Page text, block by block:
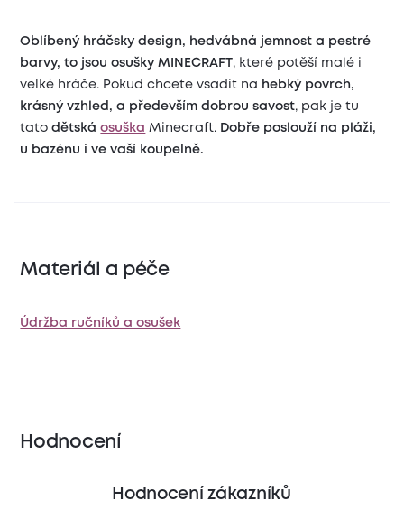
Oblíbený hráčsky design, hedvábná jemnost a pestré
barvy, to jsou osušky MINECRAFT , které potěší malé i
velké hráče. Pokud chcete vsadit na
hebký povrch,
krásný vzhled, a především dobrou savost, pak je tu
tato dětskáosuška Minecraft. Dobře poslouží na pláži,
u bazénu i ve vaší koupelně.
Materiál a péče
Údržba ručníků a osušek
Hodnocení
Hodnocení zákazníků